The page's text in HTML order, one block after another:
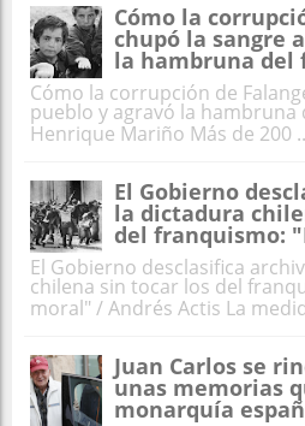
Cómo la
chupó la sangre
la hambruna del
Cómo la corrupción de
pueblo y agravó la
Henrique Mariño Más de 200
El Gobierno
la dictadura
del franquismo:
El Gobierno desclasifica
chilena sin tocar los del
moral" / Andrés Actis La
Juan Carlos se
unas memorias
monarquía